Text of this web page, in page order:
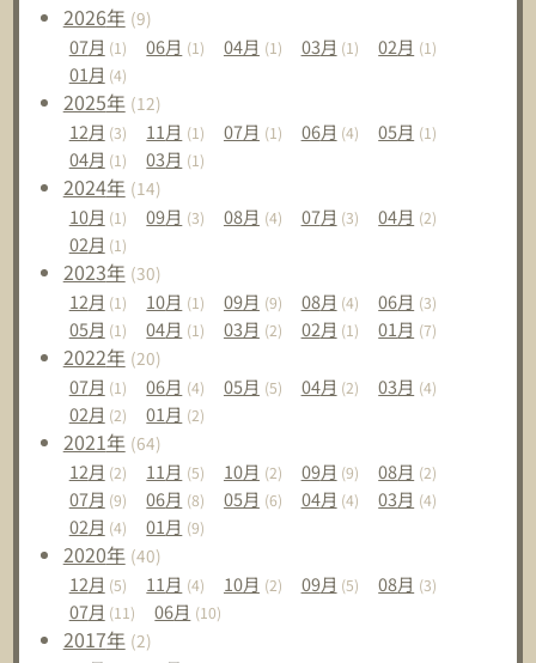
2026年 (9)
07月 (1) 06月 (1) 04月 (1) 03月 (1) 02月 (1)
01 月 (4)
2025年 (12)
12月 (3) 11 月 (1) 07月 (1) 06月 (4) 05月 (1)
04月 (1) 03月 (1)
2024年 (14)
10月 (1) 09月 (3) 08月 (4) 07月 (3) 04月 (2)
02月 (1)
2023年 (30)
12月 (1) 10月 (1) 09月 (9) 08月 (4) 06月 (3)
05月 (1) 04月 (1) 03月 (2) 02月 (1) 01 月 (7)
2022年 (20)
07月 (1) 06月 (4) 05月 (5) 04月 (2) 03月 (4)
02月 (2) 01 月 (2)
2021年 (64)
12月 (2) 11 月 (5) 10月 (2) 09月 (9) 08月 (2)
07月 (9) 06月 (8) 05月 (6) 04月 (4) 03月 (4)
02月 (4) 01 月 (9)
2020年 (40)
12月 (5) 11 月 (4) 10月 (2) 09月 (5) 08月 (3)
07月 (11) 06月 (10)
2017年 (2)